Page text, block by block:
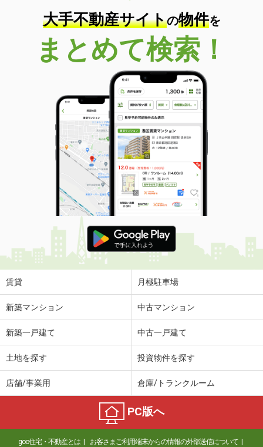
大手不動産サイトの物件を
まとめて検索！
賃貸 月極駐車場
新築マンション 中古マンション
新築一戸建て 中古一戸建て
土地を探す 投資物件を探す
店舗/事業用 倉庫/トランクルーム
PC版へ
goo住宅・不動産とは お客さまご利用端末からの情報の外部送信について